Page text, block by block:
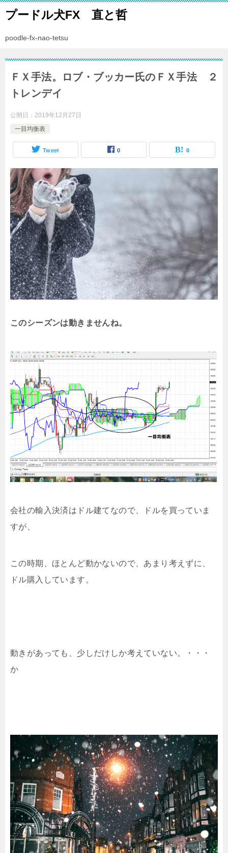
プードル犬FX 直と哲
poodle-fx-nao-tetsu
ＦＸ手法。ロブ・ブッカー氏のＦＸ手法 ２
トレンデイ
公開日： 2019年12月27日
一目均衡表
Tweet 0 0
このシーズンは動きませんね。
会社の輸入決済はドル建てなので、ドルを買っていま
すが、
この時期、ほとんど動かないので、あまり考えずに、
ドル購入しています。
動きがあっても、少しだけしか考えていない。・・・
か